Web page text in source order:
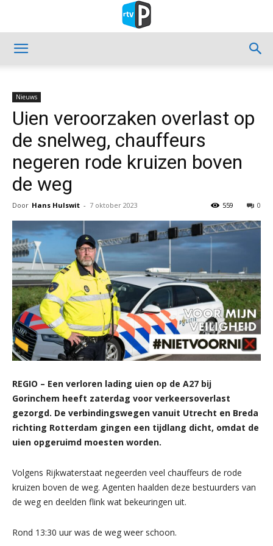
Nieuws
Uien veroorzaken overlast op
de snelweg, chauffeurs
negeren rode kruizen boven
de weg
Door Hans Hulswit - 7 oktober 2023 0
559
REGIO – Een verloren lading uien op de A27 bij
Gorinchem heeft zaterdag voor verkeersoverlast
gezorgd. De verbindingswegen vanuit Utrecht en Breda
richting Rotterdam gingen een tijdlang dicht, omdat de
uien opgeruimd moesten worden.
Volgens Rijkwaterstaat negeerden veel chauffeurs de rode
kruizen boven de weg. Agenten haalden deze bestuurders van
de weg en deelden flink wat bekeuringen uit.
Rond 13:30 uur was de weg weer schoon.